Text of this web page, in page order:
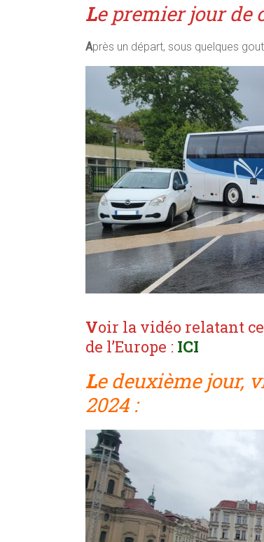
Le premier jour de
Après un départ, sous quelques
Voir la vidéo relatant
de l’Europe : ICI
Le deuxième jour,
2024 :